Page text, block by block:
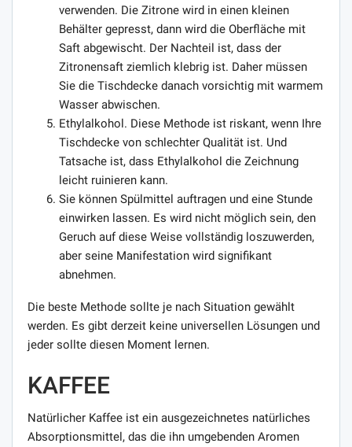
verwenden. Die Zitrone wird in einen kleinen
Behälter gepresst, dann wird die Oberfläche mit
Saft abgewischt. Der Nachteil ist, dass der
Zitronensaft ziemlich klebrig ist. Daher müssen
Sie die Tischdecke danach vorsichtig mit warmem
Wasser abwischen.
Ethylalkohol. Diese Methode ist riskant, wenn Ihre
Tischdecke von schlechter Qualität ist. Und
Tatsache ist, dass Ethylalkohol die Zeichnung
leicht ruinieren kann.
Sie können Spülmittel auftragen und eine Stunde
einwirken lassen. Es wird nicht möglich sein, den
Geruch auf diese Weise vollständig loszuwerden,
aber seine Manifestation wird signifikant
abnehmen.
Die beste Methode sollte je nach Situation gewählt
werden. Es gibt derzeit keine universellen Lösungen und
jeder sollte diesen Moment lernen.
KAFFEE
Natürlicher Kaffee ist ein ausgezeichnetes natürliches
Absorptionsmittel, das die ihn umgebenden Aromen